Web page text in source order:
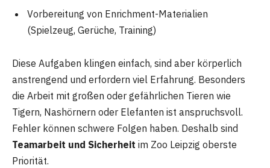
Vorbereitung von Enrichment-Materialien
(Spielzeug, Gerüche, Training)
Diese Aufgaben klingen einfach, sind aber körperlich
anstrengend und erfordern viel Erfahrung. Besonders
die Arbeit mit großen oder gefährlichen Tieren wie
Tigern, Nashörnern oder Elefanten ist anspruchsvoll.
Fehler können schwere Folgen haben. Deshalb sind
Teamarbeit und Sicherheit im Zoo Leipzig oberste
Priorität.